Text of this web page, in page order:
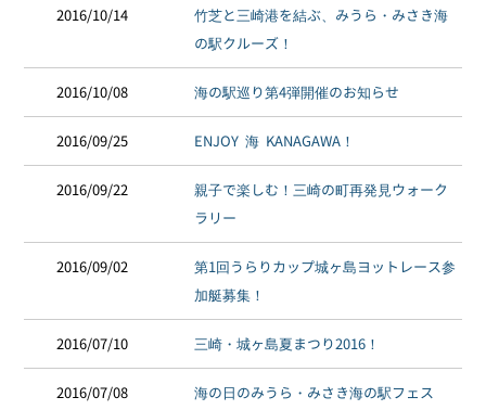
2016/10/14
竹芝と三崎港を結ぶ、みうら・みさき海
の駅クルーズ！
2016/10/08 海の駅巡り第4弾開催のお知らせ
2016/09/25 ENJOY 海 KANAGAWA！
2016/09/22
親子で楽しむ！三崎の町再発見ウォーク
ラリー
2016/09/02
第1回うらりカップ城ヶ島ヨットレース参
加艇募集！
2016/07/10 三崎・城ヶ島夏まつり2016！
2016/07/08
海の日のみうら・みさき海の駅フェス